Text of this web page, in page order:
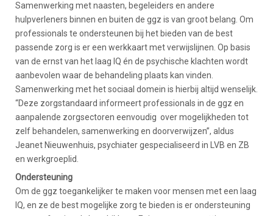
Samenwerking met naasten, begeleiders en andere
hulpverleners binnen en buiten de ggz is van groot belang. Om
professionals te ondersteunen bij het bieden van de best
passende zorg is er een werkkaart met verwijslijnen. Op basis
van de ernst van het laag IQ én de psychische klachten wordt
aanbevolen waar de behandeling plaats kan vinden.
Samenwerking met het sociaal domein is hierbij altijd wenselijk.
“Deze zorgstandaard informeert professionals in de ggz en
aanpalende zorgsectoren eenvoudig over mogelijkheden tot
zelf behandelen, samenwerking en doorverwijzen”, aldus
Jeanet Nieuwenhuis, psychiater gespecialiseerd in LVB en ZB
en werkgroeplid.
Ondersteuning
Om de ggz toegankelijker te maken voor mensen met een laag
IQ, en ze de best mogelijke zorg te bieden is er ondersteuning